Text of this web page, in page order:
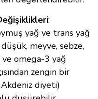
:
yağ ve trans yağ
düşük, meyve, sebze,
omega-3 yağ
zengin bir
diyeti)